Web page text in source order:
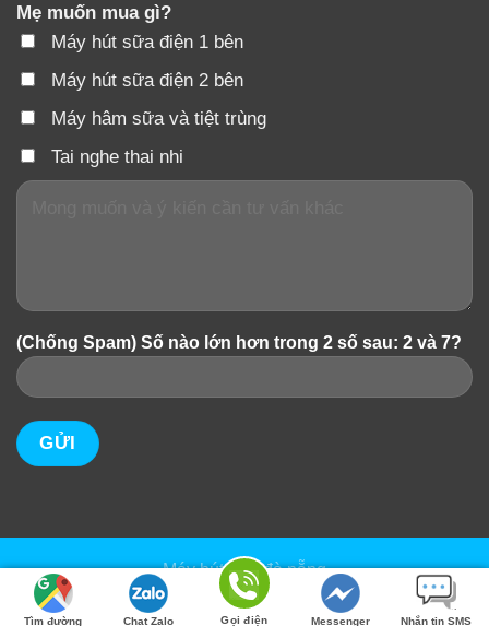
Mẹ muốn mua gì?
Máy hút sữa điện 1 bên
Máy hút sữa điện 2 bên
Máy hâm sữa và tiệt trùng
Tai nghe thai nhi
(Chống Spam) Số nào lớn hơn trong 2 số sau: 2 và 7?
Máy hút sữa đà nẵng
Copyright 2026 ©Mevanshop.com
Tìm đường Chat Zalo Gọi điện Messenger Nhắn tin SMS